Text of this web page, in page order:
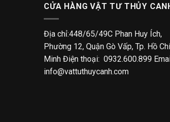
CỬA HÀNG VẬT TƯ THỦY
Địa chỉ:448/65/49C Phan Huy Ích,
Phường 12, Quận Gò Vấp, Tp. Hồ Chí
Minh Điện thoại: 0932.600.899
info@vattuthuycanh.com